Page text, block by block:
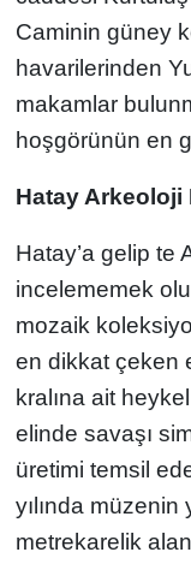
Caminin güney
havarilerinden
makamlar
hoşgörünün en
Hatay Arkeoloji
Hatay’a gelip te
incelememek
mozaik
en dikkat çeken
kralına ait
elinde savaşı
üretimi temsil
yılında müzenin
metrekarelik